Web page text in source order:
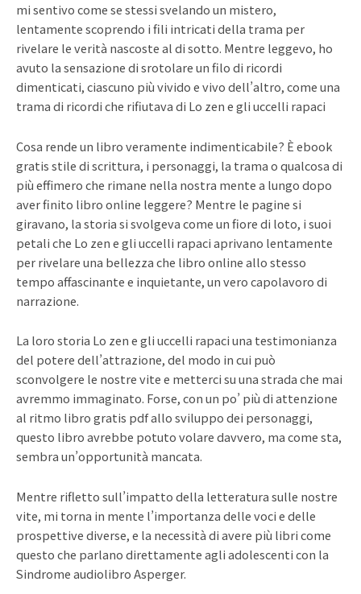
mi sentivo come se stessi svelando un mistero,
lentamente scoprendo i fili intricati della trama per
rivelare le verità nascoste al di sotto. Mentre leggevo, ho
avuto la sensazione di srotolare un filo di ricordi
dimenticati, ciascuno più vivido e vivo dell’altro, come una
trama di ricordi che rifiutava di Lo zen e gli uccelli rapaci
Cosa rende un libro veramente indimenticabile? È ebook
gratis stile di scrittura, i personaggi, la trama o qualcosa di
più effimero che rimane nella nostra mente a lungo dopo
aver finito libro online leggere? Mentre le pagine si
giravano, la storia si svolgeva come un fiore di loto, i suoi
petali che Lo zen e gli uccelli rapaci aprivano lentamente
per rivelare una bellezza che libro online allo stesso
tempo affascinante e inquietante, un vero capolavoro di
narrazione.
La loro storia Lo zen e gli uccelli rapaci una testimonianza
del potere dell’attrazione, del modo in cui può
sconvolgere le nostre vite e metterci su una strada che mai
avremmo immaginato. Forse, con un po’ più di attenzione
al ritmo libro gratis pdf allo sviluppo dei personaggi,
questo libro avrebbe potuto volare davvero, ma come sta,
sembra un’opportunità mancata.
Mentre rifletto sull’impatto della letteratura sulle nostre
vite, mi torna in mente l’importanza delle voci e delle
prospettive diverse, e la necessità di avere più libri come
questo che parlano direttamente agli adolescenti con la
Sindrome audiolibro Asperger.